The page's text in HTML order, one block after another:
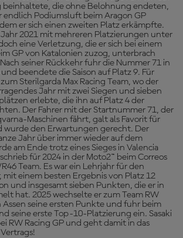
beinhaltete, die ohne Belohnung endeten,
endlich Podiumsluft beim Aragon GP
er sich einen zweiten Platz erkämpfte.
Jahr 2021 mit mehreren Platzierungen unter
eine Verletzung, die er sich bei einem
GP von Katalonien zuzog, unterbrach
seiner Rückkehr fuhr die Nummer 71 in
beendete die Saison auf Platz 9. Für
Sterilgarda Max Racing Team, wo der
Jahr mit zwei Siegen und sieben
erlebte, die ihn auf Platz 4 der
Der Fahrer mit der Startnummer 71, der
Maschinen fährt, galt als Favorit für
wurde den Erwartungen gerecht. Der
Jahr über immer wieder auf dem
am Ende trotz eines Sieges in Valencia
für 2024 in der Moto2™ beim Correos
Team. Es war ein Lehrjahr für den
mit einem besten Ergebnis von Platz 12
und insgesamt sieben Punkten, die er in
hat. 2025 wechselte er zum Team RW
Assen seine ersten Punkte und fuhr beim
seine erste Top-10-Platzierung ein. Sasaki
RW Racing GP und geht damit in das